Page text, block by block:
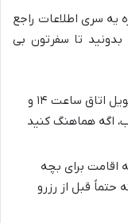
یه سری اطلاعات راجع
تا سفرتون بی
معمولاً تحویل اتاق ساعت ۱۴ و
اما خب، اگه هماهنگ کنید
اقامت برای بچه
البته حتماً قبل از رزرو